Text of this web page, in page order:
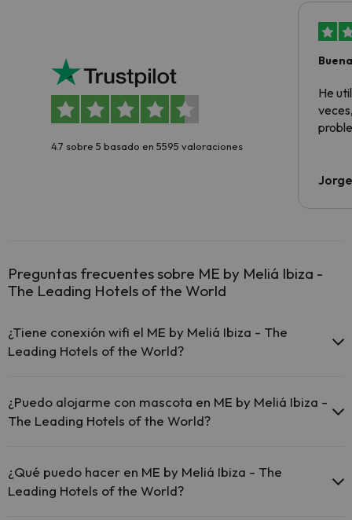
4.7 sobre 5 basado en 5595 valoraciones
He
Preguntas frecuentes sobre ME by Meliá Ibiza -
The Leading Hotels of the World
¿Tiene conexión wifi el ME by Meliá Ibiza - The
Leading Hotels of the World?
Wi-Fi gratuito en todo el hotel.
El ME by Meliá Ibiza - The Leading Hotels of the World ofrece
Wi-Fi gratuito en zonas comunes.
¿Puedo alojarme con mascota en ME by Meliá Ibiza -
The Leading Hotels of the World?
mascotas (previa petición y de pago directo en hotel). Consulta las
condiciones.
¿Qué puedo hacer en ME by Meliá Ibiza - The
Leading Hotels of the World?